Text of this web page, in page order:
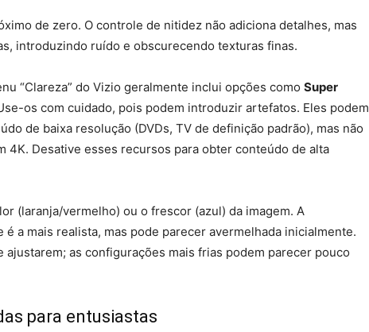
de zero. O controle de nitidez não adiciona detalhes, mas
introduzindo ruído e obscurecendo texturas finas.
“Clareza” do Vizio geralmente inclui opções como Super
os com cuidado, pois podem introduzir artefatos. Eles podem
de baixa resolução (DVDs, TV de definição padrão), mas não
4K. Desative esses recursos para obter conteúdo de alta
(laranja/vermelho) ou o frescor (azul) da imagem. A
é a mais realista, mas pode parecer avermelhada inicialmente.
ajustarem; as configurações mais frias podem parecer pouco
para entusiastas